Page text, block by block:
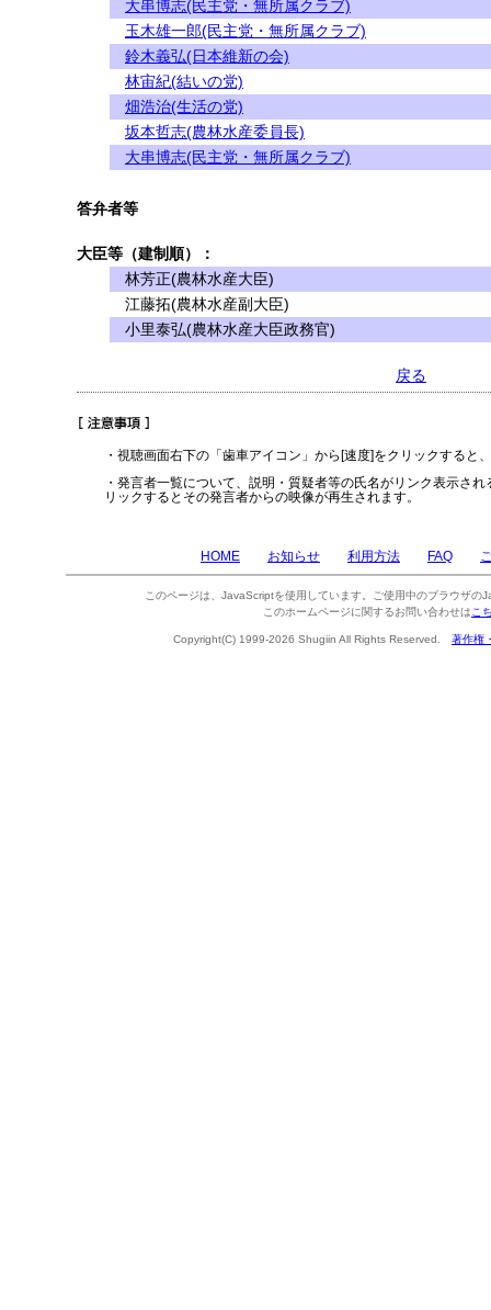
大串博志(民主党・無所属クラブ)
玉木雄一郎(民主党・無所属クラブ)
鈴木義弘(日本維新の会)
林宙紀(結いの党)
畑浩治(生活の党)
坂本哲志(農林水産委員長)
大串博志(民主党・無所属クラブ)
答弁者等
大臣等（建制順）：
林芳正(農林水産大臣)
江藤拓(農林水産副大臣)
小里泰弘(農林水産大臣政務官)
戻る
・視聴画面右下の「歯車アイコン」から[速度]をクリックすると
・発言者一覧について、説明・質疑者等の氏名がリンク表示さ
リックするとその発言者からの映像が再生されます。
HOME お知らせ 利用方法 FAQ
このページは、JavaScriptを使用しています。ご使用中のブラウザの
このホームページに関するお問い合わせは こ
Copyright(C) 1999-2026 Shugiin All Rights Reserved. 著作権